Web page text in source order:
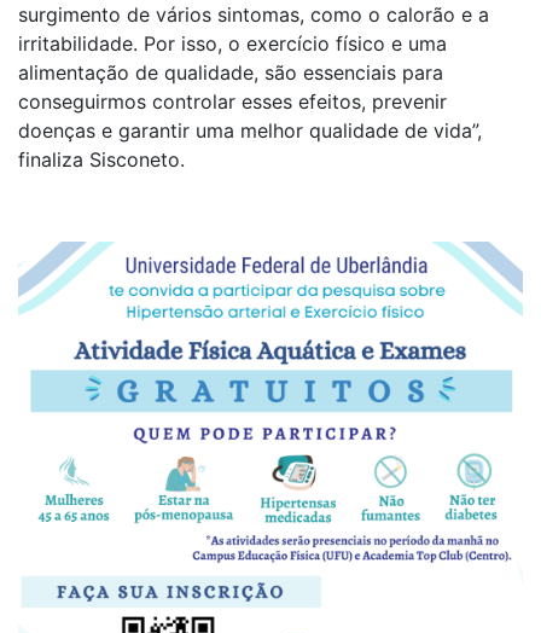
surgimento de vários sintomas, como o calorão e a
irritabilidade. Por isso, o exercício físico e uma
alimentação de qualidade, são essenciais para
conseguirmos controlar esses efeitos, prevenir
doenças e garantir uma melhor qualidade de vida”,
finaliza Sisconeto.